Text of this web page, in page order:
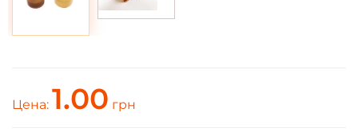
Цена: 1.00 грн